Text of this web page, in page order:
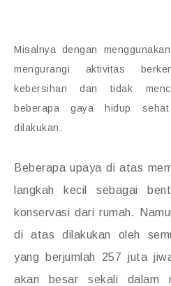
Misalnya dengan
mengurangi aktivitas
kebersihan dan tidak
beberapa gaya hidup
dilakukan.
Beberapa upaya di atas
langkah kecil sebagai
konservasi dari rumah.
di atas dilakukan oleh
yang berjumlah 257 juta
akan besar sekali dalam